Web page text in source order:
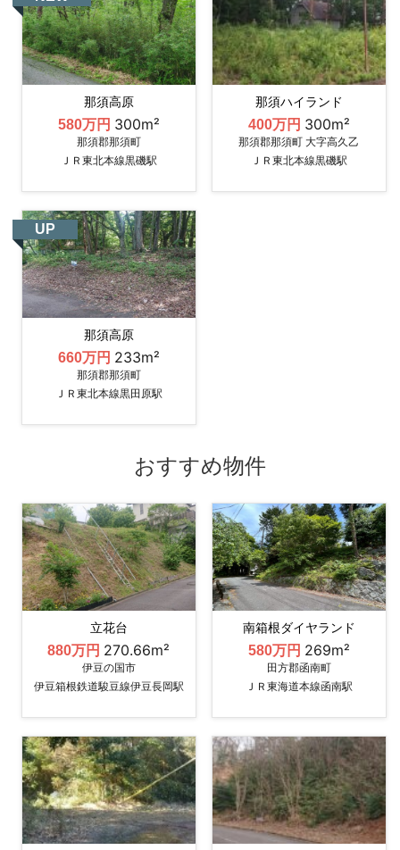
那須高原
580万円 300m²
那須郡那須町
ＪＲ東北本線黒磯駅
那須ハイランド
400万円 300m²
那須郡那須町 大字高久乙
ＪＲ東北本線黒磯駅
UP
那須高原
660万円 233m²
那須郡那須町
ＪＲ東北本線黒田原駅
おすすめ物件
立花台
880万円 270.66m²
伊豆の国市
伊豆箱根鉄道駿豆線伊豆長岡駅
南箱根ダイヤランド
580万円 269m²
田方郡函南町
ＪＲ東海道本線函南駅